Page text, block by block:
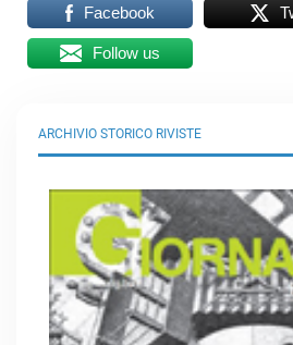
Facebook
Follow us
ARCHIVIO STORICO RIVISTE